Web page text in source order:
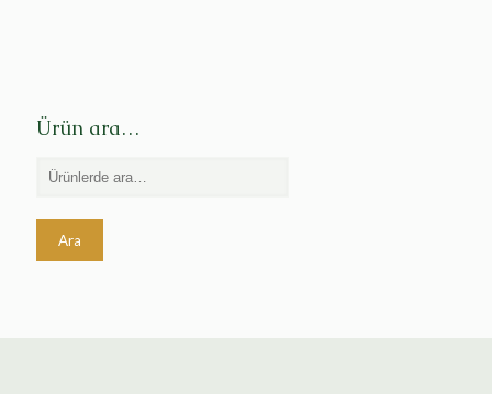
Ürün ara…
Ara